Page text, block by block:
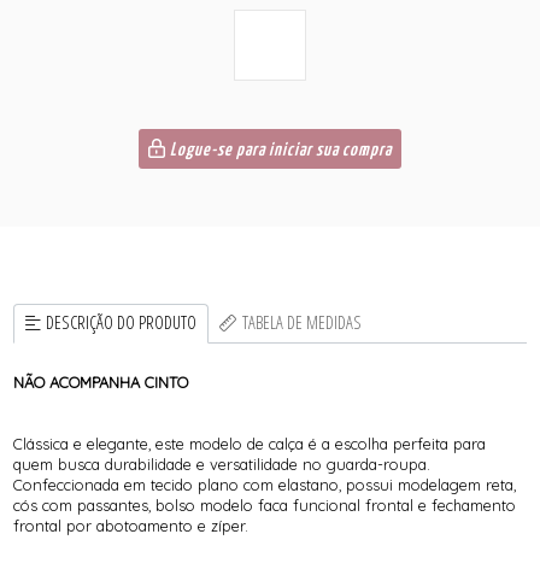
Logue-se para iniciar sua compra
DESCRIÇÃO DO PRODUTO TABELA DE MEDIDAS
NÃO ACOMPANHA CINTO
Clássica e elegante, este modelo de calça é a escolha perfeita para
quem busca durabilidade e versatilidade no guarda-roupa.
Confeccionada em tecido plano com elastano, possui modelagem reta,
cós com passantes, bolso modelo faca funcional frontal e fechamento
frontal por abotoamento e zíper.